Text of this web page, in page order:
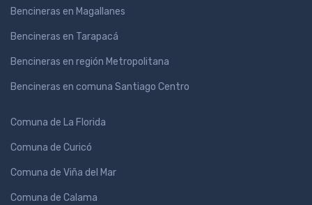
Bencineras en Magallanes
Bencineras en Tarapacá
Bencineras en región Metropolitana
Bencineras en comuna Santiago Centro
Comuna de La Florida
Comuna de Curicó
Comuna de Viña del Mar
Comuna de Calama